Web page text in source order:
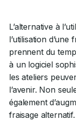
L’alternative à
l’utilisation
prennent du
à un logiciel
les ateliers
l’avenir. Non
également
fraisage alternatif.